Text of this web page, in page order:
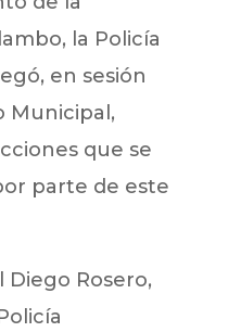
la Policía
en sesión
Municipal,
que se
parte de este
Rosero,